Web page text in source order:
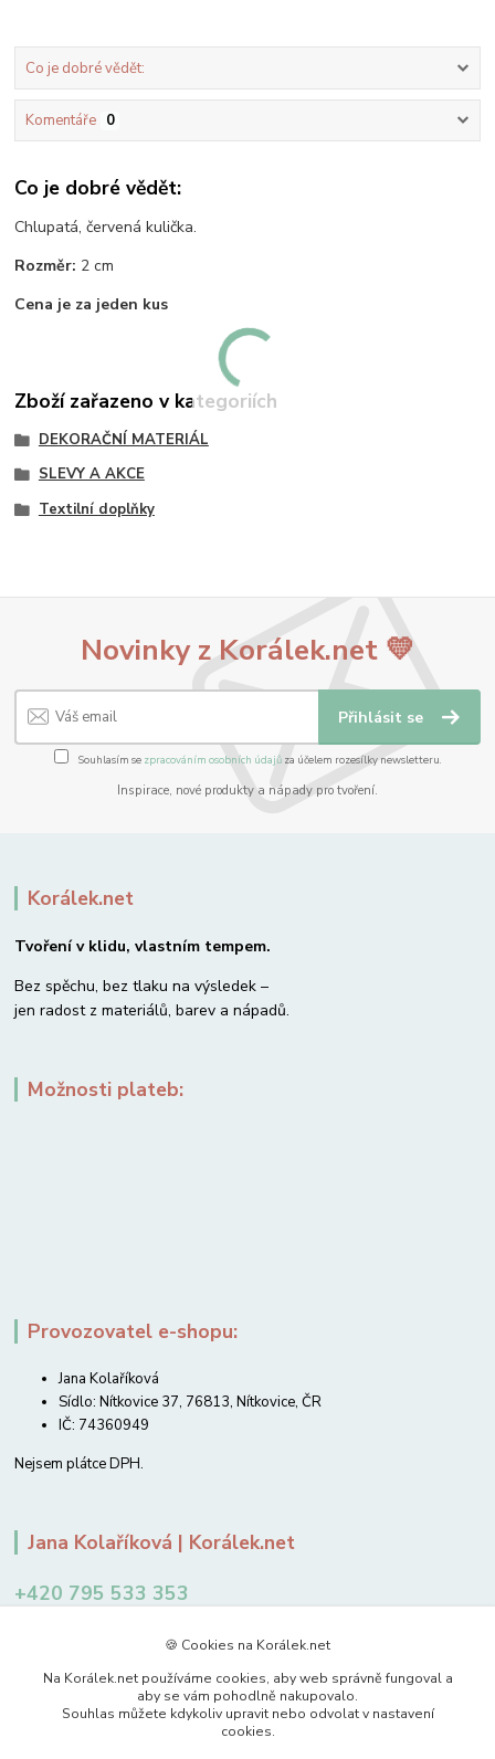
Co je dobré vědět:
Komentáře 0
Co je dobré vědět:
Chlupatá, červená kulička.
Rozměr: 2 cm
Cena je za jeden kus
Zboží zařazeno v kategoriích
DEKORAČNÍ MATERIÁL
SLEVY A AKCE
Textilní doplňky
Novinky z Korálek.net 💛
Přihlásit se
Souhlasím se zpracováním osobních údajůza účelem rozesílky newsletteru.
Inspirace, nové produkty a nápady pro tvoření.
Korálek.net
Tvoření v klidu, vlastním tempem.
Bez spěchu, bez tlaku na výsledek –
jen radost z materiálů, barev a nápadů.
Možnosti plateb:
Provozovatel e-shopu:
Jana Kolaříková
Sídlo: Nítkovice 37, 76813, Nítkovice, ČR
IČ: 74360949
Nejsem plátce DPH.
Jana Kolaříková | Korálek.net
+420 795 533 353
jkolarikova@koralek.net
🍪 Cookies na Korálek.net
Na Korálek.net používáme cookies, aby web správně fungoval a
aby se vám pohodlně nakupovalo.
Souhlas můžete kdykoliv upravit nebo odvolat v nastavení
cookies.